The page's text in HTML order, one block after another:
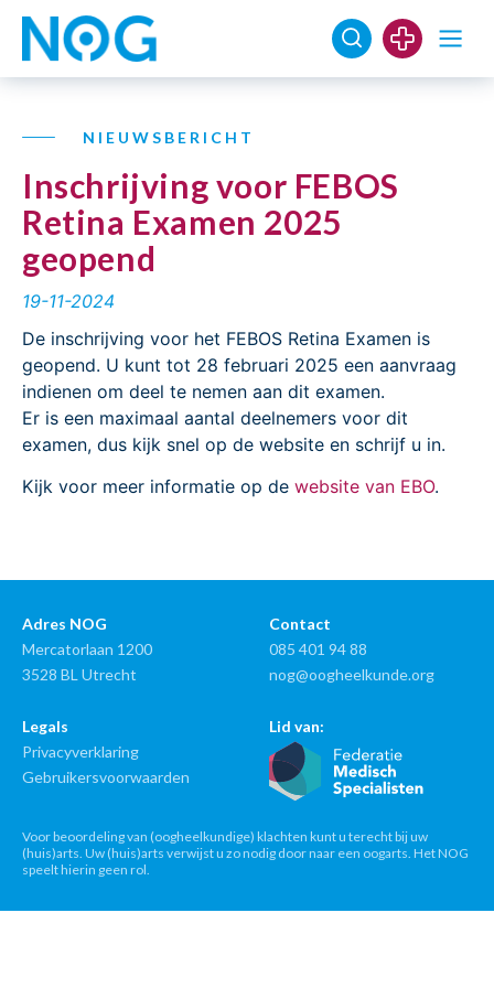
NIEUWSBERICHT
Inschrijving voor FEBOS
Retina Examen 2025
geopend
19-11-2024
De inschrijving voor het FEBOS Retina Examen is
geopend. U kunt tot 28 februari 2025 een aanvraag
indienen om deel te nemen aan dit examen.
Er is een maximaal aantal deelnemers voor dit
examen, dus kijk snel op de website en schrijf u in.
Kijk voor meer informatie op de website van EBO.
Adres NOG
Mercatorlaan 1200
3528 BL Utrecht
Contact
085 401 94 88
nog@oogheelkunde.org
Legals
Privacyverklaring
Gebruikersvoorwaarden
Lid van:
Voor beoordeling van (oogheelkundige) klachten kunt u terecht bij uw
(huis)arts. Uw (huis)arts verwijst u zo nodig door naar een oogarts. Het NOG
speelt hierin geen rol.